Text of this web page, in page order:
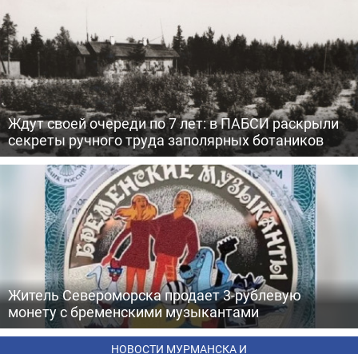
Ждут своей очереди по 7 лет: в ПАБСИ раскрыли
секреты ручного труда заполярных ботаников
Житель Североморска продает 3-рублевую
монету с бременскими музыкантами
НОВОСТИ МУРМАНСКА И